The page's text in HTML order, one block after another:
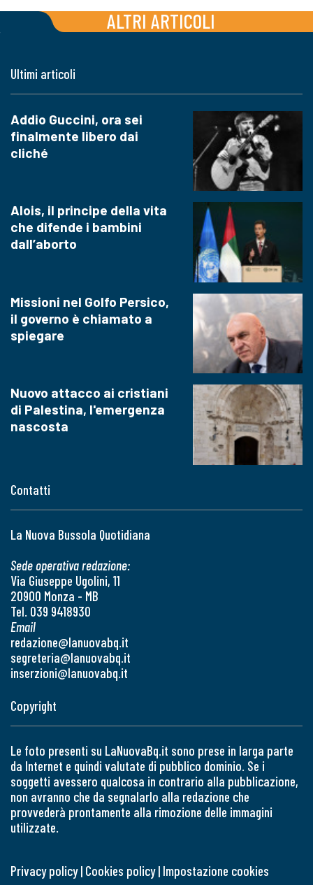
ALTRI ARTICOLI
Contatti
La Nuova Bussola Quotidiana
Sede operativa redazione:
Via Giuseppe Ugolini, 11
20900 Monza - MB
Tel. 039 9418930
Email
redazione@lanuovabq.it
segreteria@lanuovabq.it
inserzioni@lanuovabq.it
Ultimi articoli
Addio Guccini, ora sei
finalmente libero dai
cliché
Alois, il principe della vita
che difende i bambini
dall’aborto
Missioni nel Golfo Persico,
il governo è chiamato a
spiegare
Nuovo attacco ai cristiani
di Palestina, l'emergenza
nascosta
Copyright
Le foto presenti su LaNuovaBq.it sono prese in larga parte
da Internet e quindi valutate di pubblico dominio. Se i
soggetti avessero qualcosa in contrario alla pubblicazione,
non avranno che da segnalarlo alla redazione che
provvederà prontamente alla rimozione delle immagini
utilizzate.
Privacy policy| Cookies policy| Impostazione cookies